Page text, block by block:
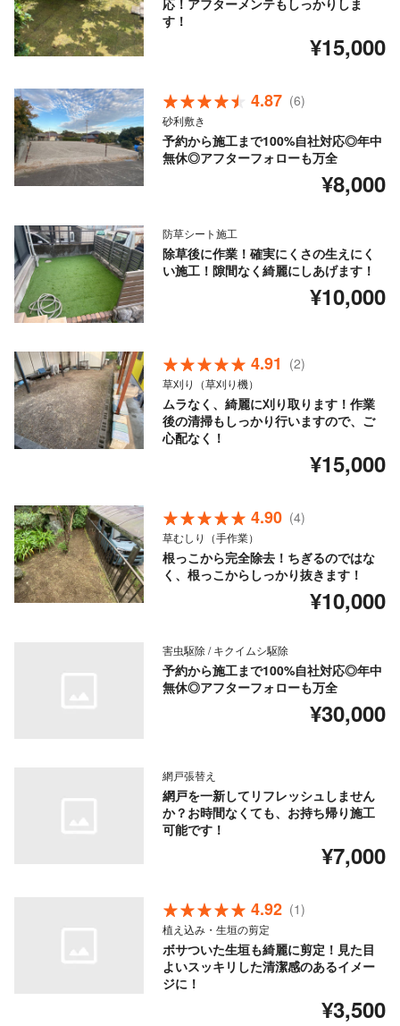
応！アフターメンテもしっかりしま
す！
¥15,000
4.87 (6)
砂利敷き
予約から施工まで100%自社対応◎年中
無休◎アフターフォローも万全
¥8,000
防草シート施工
除草後に作業！確実にくさの生えにく
い施工！隙間なく綺麗にしあげます！
¥10,000
4.91 (2)
草刈り（草刈り機）
ムラなく、綺麗に刈り取ります！作業
後の清掃もしっかり行いますので、ご
心配なく！
¥15,000
4.90 (4)
草むしり（手作業）
根っこから完全除去！ちぎるのではな
く、根っこからしっかり抜きます！
¥10,000
害虫駆除 / キクイムシ駆除
予約から施工まで100%自社対応◎年中
無休◎アフターフォローも万全
¥30,000
網戸張替え
網戸を一新してリフレッシュしません
か？お時間なくても、お持ち帰り施工
可能です！
¥7,000
4.92 (1)
植え込み・生垣の剪定
ボサついた生垣も綺麗に剪定！見た目
よいスッキリした清潔感のあるイメー
ジに！
¥3,500